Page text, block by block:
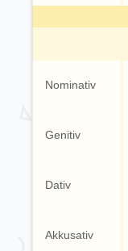
Nominativ
Genitiv
Dativ
Akkusativ